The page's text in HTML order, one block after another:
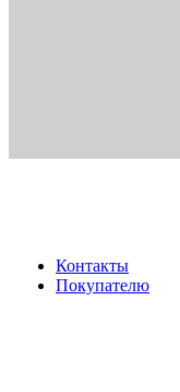
Контакты
Покупателю